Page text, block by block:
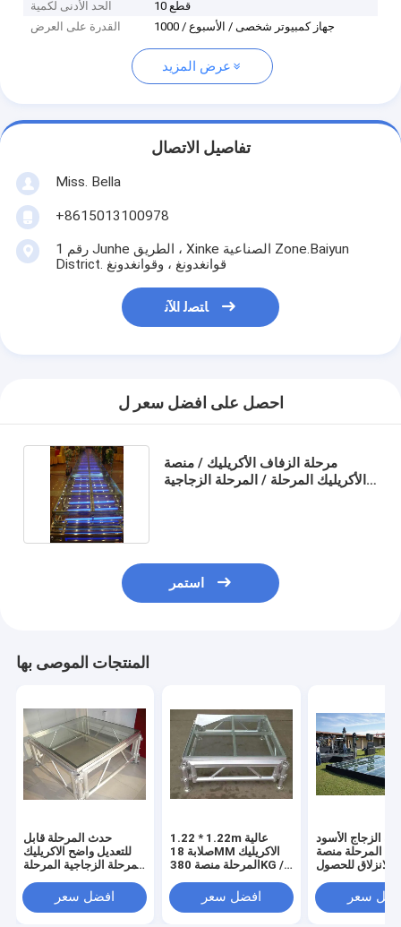
الحد الأدنى لكمية
10 قطع
القدرة على العرض
1000 / جهاز كمبيوتر شخصى / الأسبوع
عرض المزيد
تفاصيل الاتصال
Miss. Bella
+8615013100978
رقم 1 Junhe الطريق ، Xinke الصناعية Zone.Baiyun
District. قوانغدونغ ، وقوانغدونغ
ﺎﺘﺼﻟ ﺍﻶﻧ
احصل على افضل سعر ل
مرحلة الزفاف اﻷكريليك / منصة
اﻷكريليك المرحلة / المرحلة الزجاجية
استمر
المنتجات الموصى بها
حدث المرحلة قابل
للتعديل واضح الاكريليك
المرحلة الزجاجية المرحلة
افضل سعر
1.22 * 1.22m عالية
صلابة 18MM الاكريليك
المرحلة منصة 380KG /
افضل سعر
الزجاج الأسود
المرحلة منصة
للانزلاق للحصول
سعر